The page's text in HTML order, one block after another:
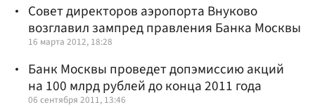
Совет директоров аэропорта Внуково
возглавил зампред правления Банка Москвы
16 марта 2012, 18:28
Банк Москвы проведет допэмиссию акций
на 100 млрд рублей до конца 2011 года
06 сентября 2011, 13:46